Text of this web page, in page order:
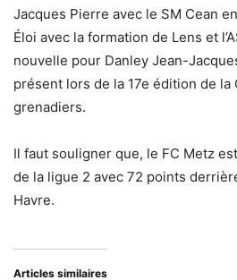
Jacques Pierre avec le SM Cean
Éloi avec la formation de Lens et
nouvelle pour Danley Jean-
présent lors de la 17e édition de la
grenadiers.
Il faut souligner que, le FC Metz
de la ligue 2 avec 72 points
Havre.
Articles similaires